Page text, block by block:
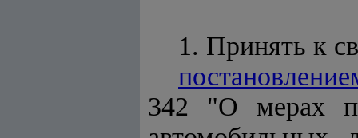
1. Принять к
342 "О мерах